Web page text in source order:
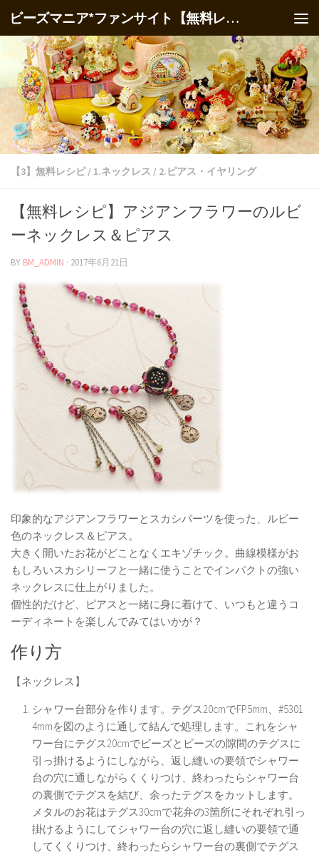
ビーズマニア*ファンサイト【無料レシピ】
【3】無料レシピ / 1.ネックレス / 2.ピアス・イヤリング
【無料レシピ】アジアンフラワーのルビ
ーネックレス＆ピアス
BY BM_ADMIN · 2017年6月21日
印象的なアジアンフラワーとスカシパーツを使った、ルビー
色のネックレス＆ピアス。
大きく開いたお花がどことなくエキゾチック。曲線模様がお
もしろいスカシリーフと一緒に使うことでインパクトの強い
ネックレスに仕上がりました。
個性的だけど、ピアスと一緒に身に着けて、いつもと違うコ
ーディネートを楽しんでみてはいかが？
作り方
【ネックレス】
シャワー台部分を作ります。テグス20cmでFP5mm、#5301
4mmを図のように通して結んで処理します。これをシャ
ワー台にテグス20cmでビーズとビーズの隙間のテグスに
引っ掛けるようにしながら、返し縫いの要領でシャワー
台の穴に通しながらくくりつけ、終わったらシャワー台
の裏側でテグスを結び、余ったテグスをカットします。
メタルのお花はテグス30cmで花弁の3箇所にそれぞれ引っ
掛けるようにしてシャワー台の穴に返し縫いの要領で通
してくくりつけ、終わったらシャワー台の裏側でテグス